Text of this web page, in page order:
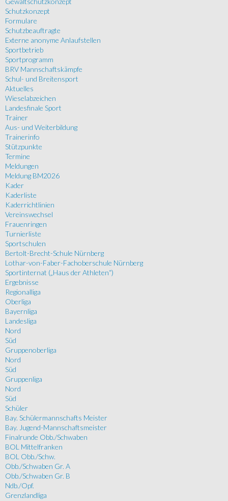
Schutzkonzept
Formulare
Schutzbeauftragte
Externe anonyme Anlaufstellen
Sportbetrieb
Sportprogramm
BRV Mannschaftskämpfe
Schul- und Breitensport
Aktuelles
Wieselabzeichen
Landesfinale Sport
Trainer
Aus- und Weiterbildung
Trainerinfo
Stützpunkte
Termine
Meldungen
Meldung BM2026
Kader
Kaderliste
Kaderrichtlinien
Vereinswechsel
Frauenringen
Turnierliste
Sportschulen
Bertolt-Brecht-Schule Nürnberg
Lothar-von-Faber-Fachoberschule Nürnberg
Sportinternat („Haus der Athleten“)
Ergebnisse
Regionalliga
Oberliga
Bayernliga
Landesliga
Nord
Süd
Gruppenoberliga
Nord
Süd
Gruppenliga
Nord
Süd
Schüler
Bay. Schülermannschafts Meister
Bay. Jugend-Mannschaftsmeister
Finalrunde Obb./Schwaben
BOL Mittelfranken
BOL Obb./Schw.
Obb./Schwaben Gr. A
Obb./Schwaben Gr. B
Ndb./Opf.
Grenzlandliga